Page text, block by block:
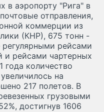
в аэропорту "Рига" в
отправления,
коммерции из
(КНР), 675 тонн -
регулярными рейсами
и рейсами чартерных
года количество
на
217 полетов. В
грузовыми
достигнув 1606